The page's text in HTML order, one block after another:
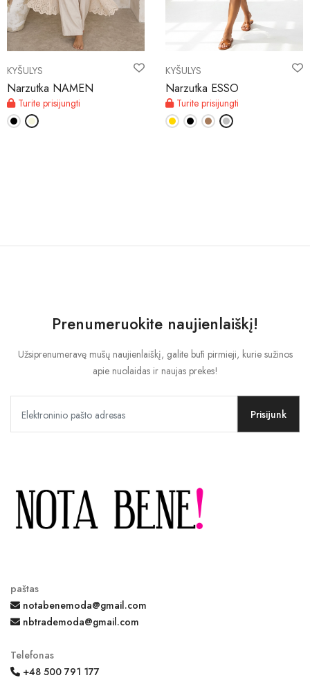
MANO SĄSKAITA
Liežuvis
Valiutos vienetas
KYŠULYS
Narzutka NAMEN
Turite prisijungti
KYŠULYS
Narzutka ESSO
Turite prisijungti
Prenumeruokite naujienlaiškį!
Užsiprenumeravę mūsų naujienlaiškį, galite būti pirmieji, kurie sužinos
apie nuolaidas ir naujas prekes!
Prisijunk
paštas
notabenemoda@gmail.com
nbtrademoda@gmail.com
Telefonas
+48 500 791 177